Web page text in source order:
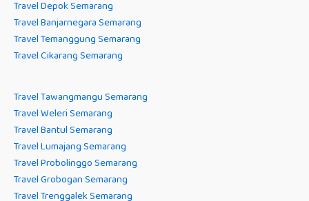
Travel Depok Semarang
Travel Banjarnegara Semarang
Travel Temanggung Semarang
Travel Cikarang Semarang
Travel Tawangmangu Semarang
Travel Weleri Semarang
Travel Bantul Semarang
Travel Lumajang Semarang
Travel Probolinggo Semarang
Travel Grobogan Semarang
Travel Trenggalek Semarang